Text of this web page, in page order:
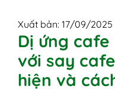
Xuất bản: 17/09/2025
Dị ứng cafe
với say
hiện và